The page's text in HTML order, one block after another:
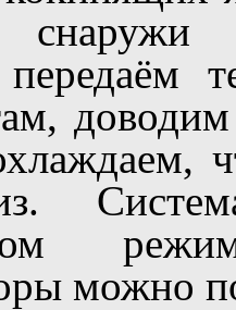
снаружи
можно